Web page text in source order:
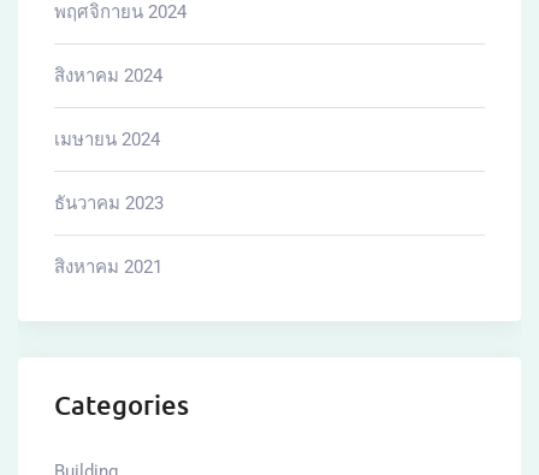
พฤศจิกายน 2024
สิงหาคม 2024
เมษายน 2024
ธันวาคม 2023
สิงหาคม 2021
Categories